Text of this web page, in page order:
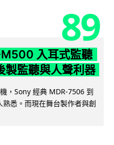
89
M500 入耳式監聽
製監聽與人聲利器
，Sony 經典 MDR-7506 到
悉。而現在舞台製作者與創